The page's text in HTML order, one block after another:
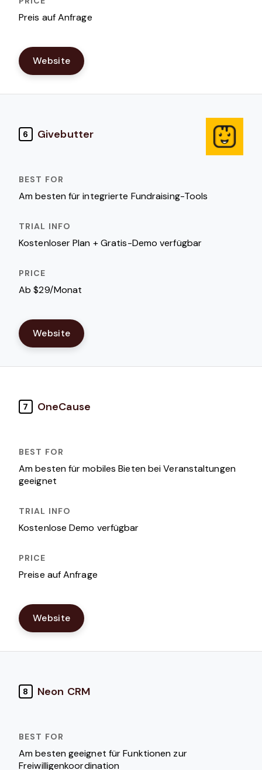
Preis auf Anfrage
Website
6 Givebutter
Am besten für integrierte Fundraising-Tools
Kostenloser Plan + Gratis-Demo verfügbar
Ab $29/Monat
Website
7 OneCause
Am besten für mobiles Bieten bei Veranstaltungen
geeignet
Kostenlose Demo verfügbar
Preise auf Anfrage
Website
8 Neon CRM
Am besten geeignet für Funktionen zur
Freiwilligenkoordination